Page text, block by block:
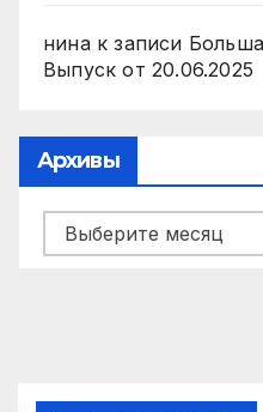
нинак записи
Выпуск от 20.06.2025
Архивы
Архивы